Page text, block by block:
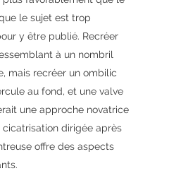
le sujet est trop
y être publié. Recréer
à un nombril
mais recréer un ombilic
au fond, et une valve
une approche novatrice
dirigée après
offre des aspects